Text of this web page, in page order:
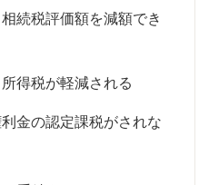
続税評価額を減額でき
得税が軽減される
金の認定課税がされな